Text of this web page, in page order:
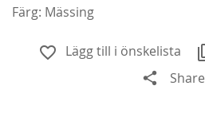
Alchymist
Färg: Mässing
Lägg till i önskelista
Share